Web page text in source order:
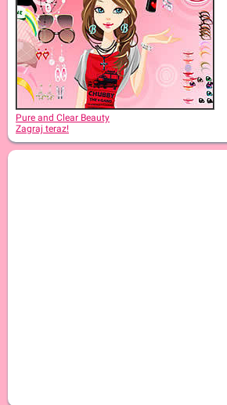
Pure and Clear Beauty
Zagraj teraz!